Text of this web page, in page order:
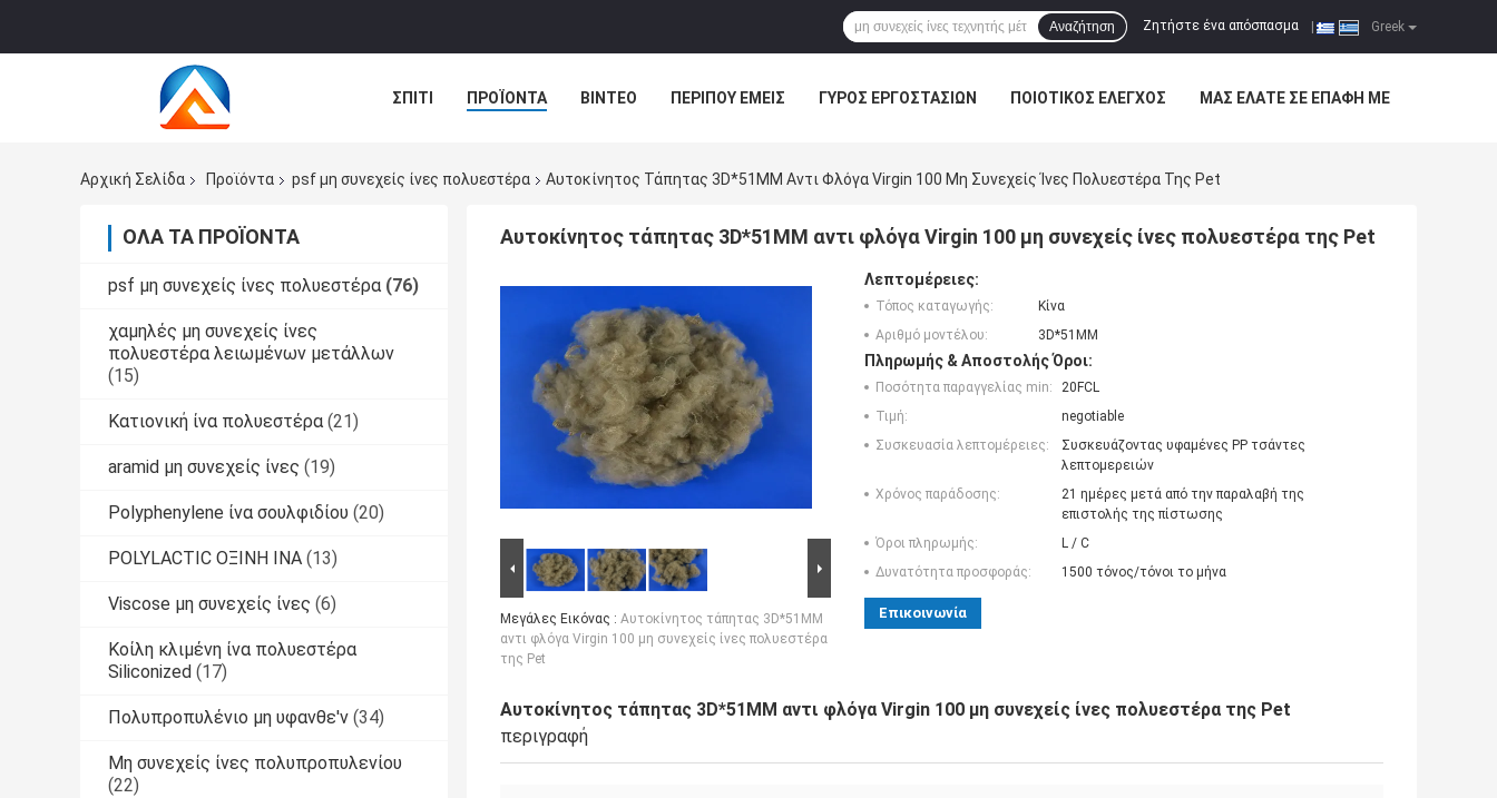
Greek
Ζητήστε ένα απόσπασμα
Αναζήτηση
ΣΠΊΤΙ ΠΡΟΪΌΝΤΑ ΒΊΝΤΕΟ ΠΕΡΊΠΟΥ ΕΜΕΊΣ ΓΎΡΟΣ ΕΡΓΟΣΤΑΣΊΩΝ ΠΟΙΟΤΙΚΌΣ ΈΛΕΓΧΟΣ ΜΑΣ ΕΛΆΤΕ ΣΕ ΕΠΑΦΉ ΜΕ
Αρχική Σελίδα
Προϊόντα psf μη συνεχείς ίνες πολυεστέρα Αυτοκίνητος Τάπητας 3D*51MM Αντι Φλόγα Virgin 100 Μη Συνεχείς Ίνες Πολυεστέρα Της Pet
ΌΛΑ ΤΑ ΠΡΟΪΌΝΤΑ
psf μη συνεχείς ίνες πολυεστέρα (76)
χαμηλές μη συνεχείς ίνες
πολυεστέρα λειωμένων μετάλλων
(15)
Κατιονική ίνα πολυεστέρα (21)
aramid μη συνεχείς ίνες (19)
Polyphenylene ίνα σουλφιδίου (20)
POLYLACTIC ΟΞΙΝΗ ΙΝΑ (13)
Viscose μη συνεχείς ίνες (6)
Κοίλη κλιμένη ίνα πολυεστέρα
Siliconized (17)
Πολυπροπυλένιο μη υφανθε'ν (34)
Μη συνεχείς ίνες πολυπροπυλενίου
(22)
Αυτοκίνητος τάπητας 3D*51MM αντι φλόγα Virgin 100 μη συνεχείς ίνες πολυεστέρα της Pet
Μεγάλες Εικόνας : Αυτοκίνητος τάπητας 3D*51MM
αντι φλόγα Virgin 100 μη συνεχείς ίνες πολυεστέρα
της Pet
Λεπτομέρειες:
Τόπος καταγωγής:
Κίνα
Αριθμό μοντέλου:
3D*51MM
Πληρωμής & Αποστολής Όροι:
Ποσότητα παραγγελίας min:
20FCL
Τιμή:
negotiable
Συσκευασία λεπτομέρειες:
Συσκευάζοντας υφαμένες PP τσάντες
λεπτομερειών
Χρόνος παράδοσης:
21 ημέρες μετά από την παραλαβή της
επιστολής της πίστωσης
Όροι πληρωμής:
L / C
Δυνατότητα προσφοράς:
1500 τόνος/τόνοι το μήνα
Επικοινωνία
Αυτοκίνητος τάπητας 3D*51MM αντι φλόγα Virgin 100 μη συνεχείς ίνες πολυεστέρα της Pet
περιγραφή